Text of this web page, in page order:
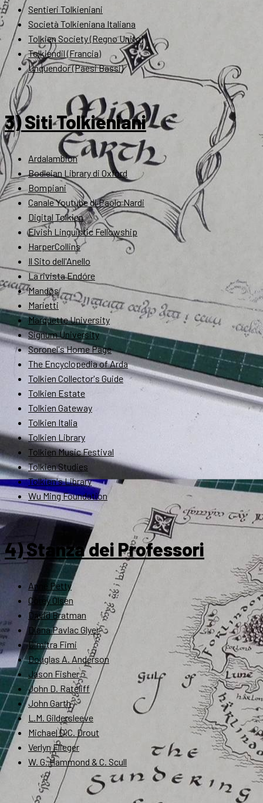
Sentieri Tolkieniani
Società Tolkieniana Italiana
Tolkien Society (Regno Unito)
Tolkiendil (Francia)
Unquendor (Paesi Bassi)
3) Siti Tolkieniani
Ardalambion
Bodleian Library di Oxford
Bompiani
Canale Youtube di Paolo Nardi
Digital Tolkien
Elvish Linguistic Fellowship
HarperCollins
Il Sito dell'Anello
La rivista Endóre
Mandos
Marietti
Marquette University
Signum University
Soronel's Home Page
The Encyclopedia of Arda
Tolkien Collector's Guide
Tolkien Estate
Tolkien Gateway
Tolkien Italia
Tolkien Library
Tolkien Music Festival
Tolkien Studies
Tolkien's Library
Wu Ming Foundation
4) Stanza dei Professori
Anne Petty
Corey Olsen
David Bratman
Diana Pavlac Glyer
Dimitra Fimi
Douglas A. Anderson
Jason Fisher
John D. Rateliff
John Garth
L.M. Gildersleeve
Michael D.C. Drout
Verlyn Flieger
W. G. Hammond & C. Scull